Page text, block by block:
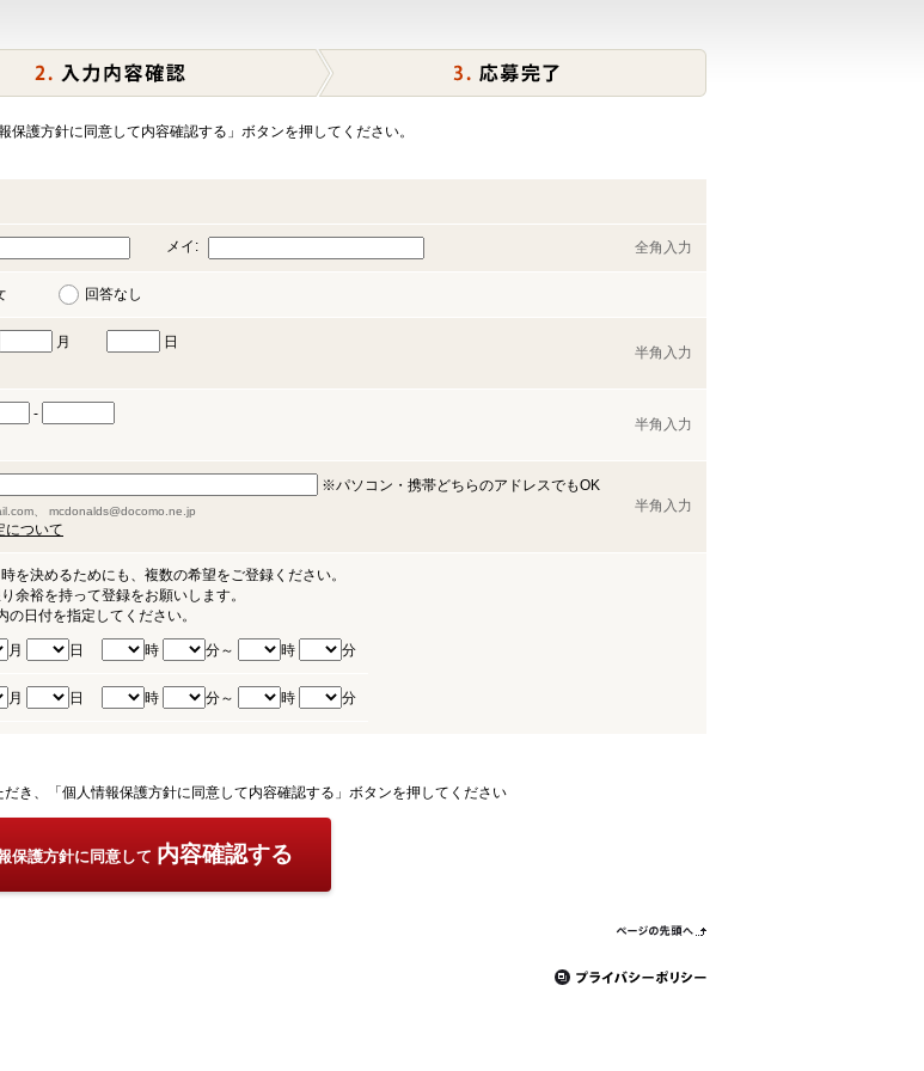
保護方針に同意して内容確認する」ボタンを押してください。
メイ: 全角入力
回答なし
月 日
半角入力
-
半角入力
※パソコン・携帯どちらのアドレスでもOK
、 mcdonalds@docomo.ne.jp
について
半角入力
を決めるためにも、複数の希望をご登録ください。
余裕を持って登録をお願いします。
日付を指定してください。
月 日 時 分～ 時 分
月 日 時 分～ 時 分
だき、「個人情報保護方針に同意して内容確認する」ボタンを押してください
保護方針に同意して 内容確認する